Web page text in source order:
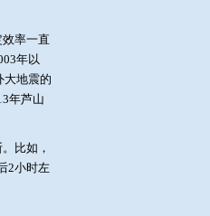
率一直
年以
大地震的
年芦山
比如，
2小时左